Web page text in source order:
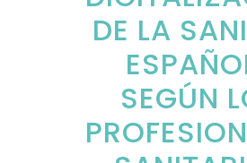
DE LA
SEGÚN